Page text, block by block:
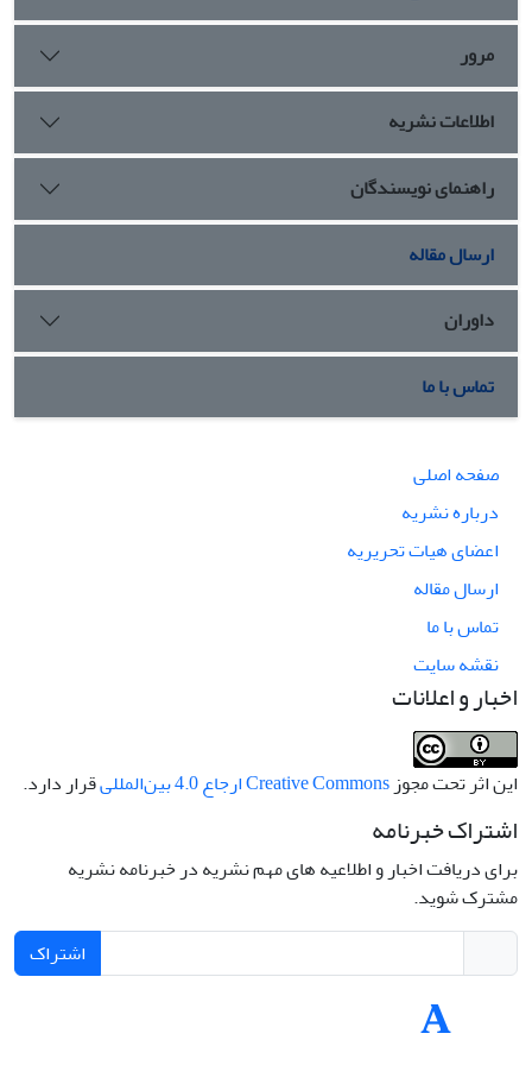
‌شده است. تمامی فرضیه‎ها تأیید و پذیرش شده‌اند و این
نشان‌دهندۀ آن است که مهارت‌های ارتباطی مبتنی بر سیرۀ
رضوی، با التزام عملی به اعتقادات اسلامی رابطۀ معنادار، مثبت و
سازنده دارد و هر چه فرد نسبت به اعتقادات اسلامی التزام
بیشتری داشته باشد، دارای مهارت‌های ارتباطی بیشتری ـ از نوع
همدلی و هم‌زبانی و... ـ با دیگران است.
مرور
اطلاعات نشریه
راهنمای نویسندگان
ارسال مقاله
داوران
تماس با ما
صفحه اصلی
درباره نشریه
اعضای هیات تحریریه
ارسال مقاله
تماس با ما
نقشه سایت
اخبار و اعلانات
این اثر تحت مجوزCreative Commons ارجاع 4.0 بین‌المللی قرار دارد.
اشتراک خبرنامه
برای دریافت اخبار و اطلاعیه های مهم نشریه در خبرنامه نشریه
مشترک شوید.
اشتراک